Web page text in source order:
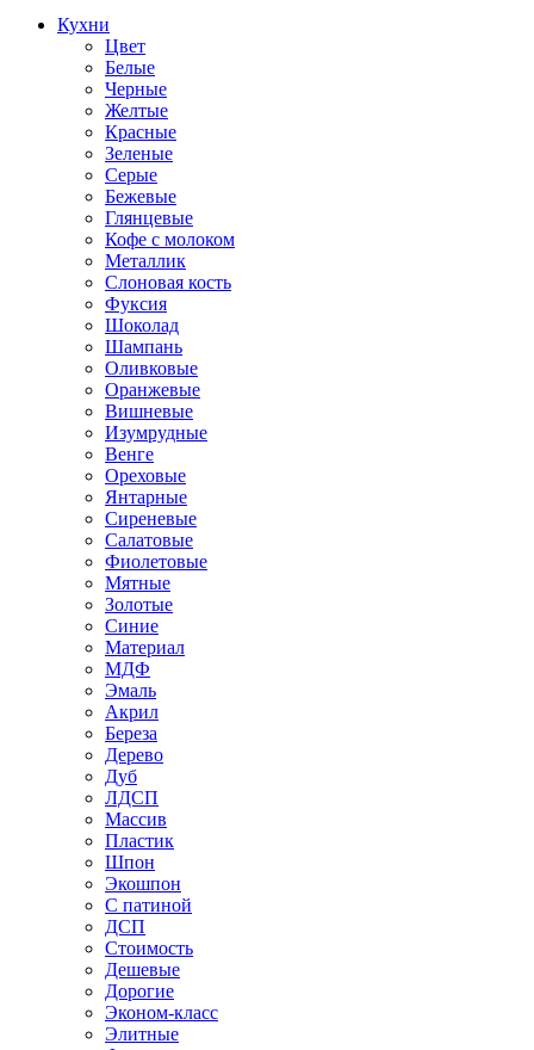
Кухни
Цвет
Белые
Черные
Желтые
Красные
Зеленые
Серые
Бежевые
Глянцевые
Кофе с молоком
Металлик
Слоновая кость
Фуксия
Шоколад
Шампань
Оливковые
Оранжевые
Вишневые
Изумрудные
Венге
Ореховые
Янтарные
Сиреневые
Салатовые
Фиолетовые
Мятные
Золотые
Синие
Материал
МДФ
Эмаль
Акрил
Береза
Дерево
Дуб
ЛДСП
Массив
Пластик
Шпон
Экошпон
С патиной
ДСП
Стоимость
Дешевые
Дорогие
Эконом-класс
Элитные